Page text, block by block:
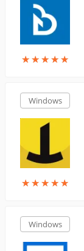
★★★★★
★★★★★
Windows
★★★★★
★★★★★
Windows